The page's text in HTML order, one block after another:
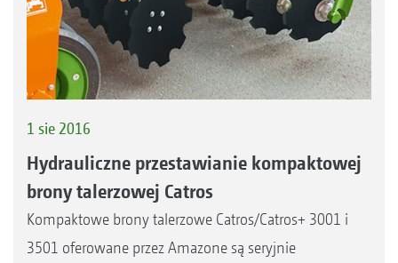
1 sie 2016
Hydrauliczne przestawianie kompaktowej
brony talerzowej Catros
Kompaktowe brony talerzowe Catros/Catros+ 3001 i
3501 oferowane przez Amazone są seryjnie